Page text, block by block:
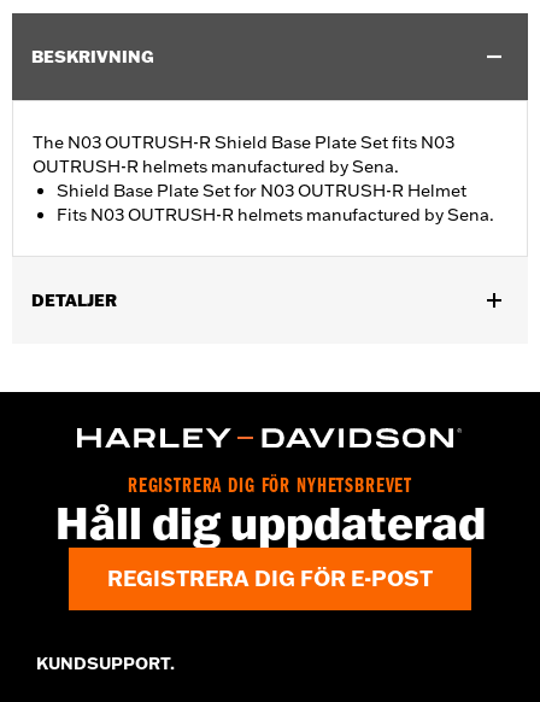
BESKRIVNING
The N03 OUTRUSH-R Shield Base Plate Set fits N03
OUTRUSH-R helmets manufactured by Sena.
Shield Base Plate Set for N03 OUTRUSH-R Helmet
Fits N03 OUTRUSH-R helmets manufactured by Sena.
DETALJER
REGISTRERA DIG FÖR NYHETSBREVET
Håll dig uppdaterad
REGISTRERA DIG FÖR E-POST
KUNDSUPPORT.